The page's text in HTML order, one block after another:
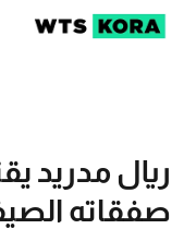
ريال مدريد
صفقاته